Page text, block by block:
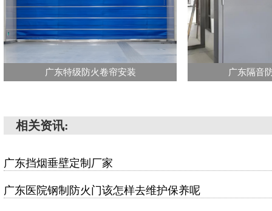
广东特级防火卷帘安装 广东隔音
相关资讯:
广东挡烟垂壁定制厂家
广东医院钢制防火门该怎样去维护保养呢